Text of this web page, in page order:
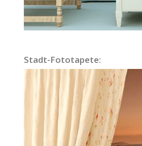
Stadt-Fototapete: